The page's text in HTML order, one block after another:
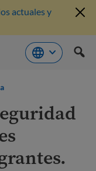
actuales y